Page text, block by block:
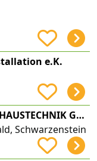
e.K.
RUMMER ENERGIE- & HAUSTECHNIK GmbH
Schwarzenstein